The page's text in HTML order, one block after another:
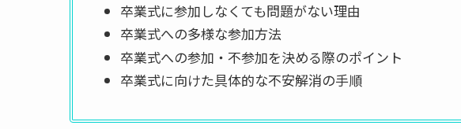
卒業式に参加しなくても問題がない理由
卒業式への多様な参加方法
卒業式への参加・不参加を決める際のポイント
卒業式に向けた具体的な不安解消の手順